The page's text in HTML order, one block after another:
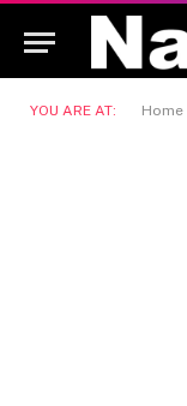
YOU ARE AT: Home